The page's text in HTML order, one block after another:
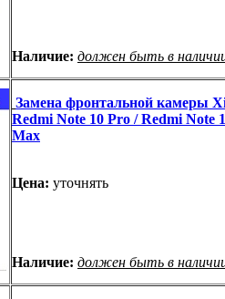
Наличие: должен быть в
Замена фронтальной камеры
Redmi Note 10 Pro / Redmi Note
Max
Цена: уточнять
Наличие: должен быть в